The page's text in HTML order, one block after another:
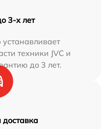
3-х лет
техники JVC и
до 3 лет.
доставка